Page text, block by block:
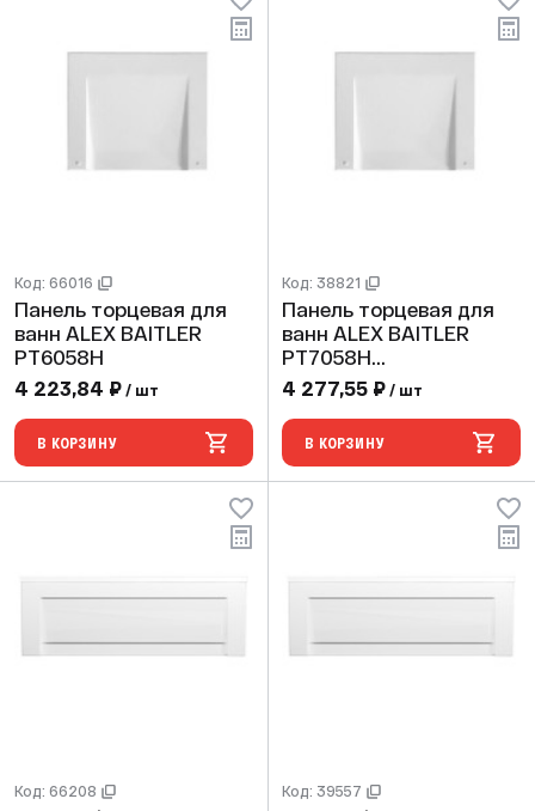
Код: 66016
Панель торцевая для
ванн ALEX BAITLER
PT6058H
4 223,84 ₽ / шт
В КОРЗИНУ
Код: 38821
Панель торцевая для
ванн ALEX BAITLER
PT7058H
(39556,43977,35011,3518
3,43020,43021,43018,4
3019)
4 277,55 ₽ / шт
В КОРЗИНУ
Код: 66208 Код: 39557